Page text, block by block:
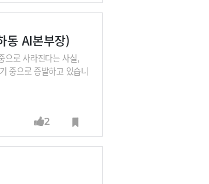
동 AI본부장)
으로 사라진다는 사실,
중으로 증발하고 있습니
니다. AI와 반도체 산
에 'AI 청진기'를 대어
'AI 정수장'을 구축해
2